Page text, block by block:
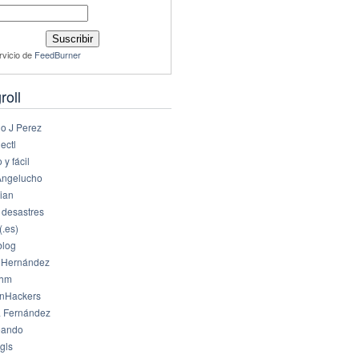
de FeedBurner
J Perez
y fácil
Fernández